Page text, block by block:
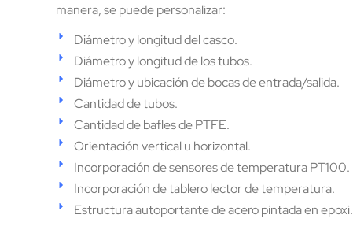
manera, se puede personalizar:
Diámetro y longitud del casco.
Diámetro y longitud de los tubos.
Diámetro y ubicación de bocas de entrada/salida.
Cantidad de tubos.
Cantidad de bafles de PTFE.
Orientación vertical u horizontal.
Incorporación de sensores de temperatura PT100.
Incorporación de tablero lector de temperatura.
Estructura autoportante de acero pintada en epoxi.